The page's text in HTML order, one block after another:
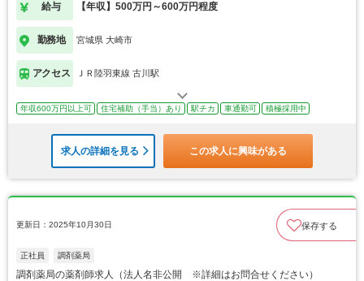
給与 【年収】500万円～600万円程度
勤務地 宮城県 大崎市
アクセス ＪＲ陸羽東線 古川駅
年収600万円以上可 住宅補助（手当）あり 駅チカ 車通勤可 積極採用中
求人の詳細を見る この求人に興味がある
更新日：2025年10月30日 保存する
正社員 調剤薬局
調剤薬局の薬剤師求人（法人名非公開 ※詳細はお問合せください）